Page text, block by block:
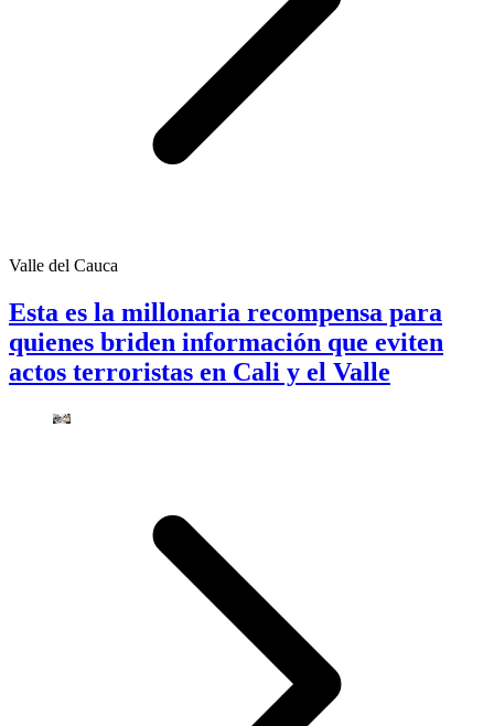
Valle del Cauca
Esta es la millonaria recompensa para
quienes briden información que eviten
actos terroristas en Cali y el Valle